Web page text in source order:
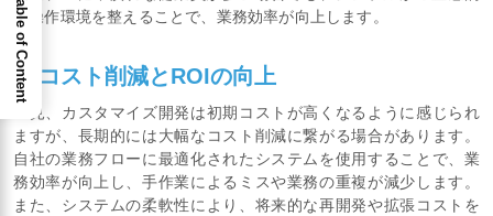
な操作環境を整えることで、業務効率が向上します。
6. コスト削減とROIの向上
一見、カスタマイズ開発は初期コストが高くなるように感じられ
ますが、長期的には大幅なコスト削減に繋がる場合があります。
自社の業務フローに最適化されたシステムを使用することで、業
務効率が向上し、手作業によるミスや業務の重複が減少します。
また、システムの柔軟性により、将来的な再開発や拡張コストを
Table of Content